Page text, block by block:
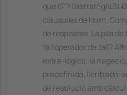
que G"? L'estratègia
clàusules de Horn.
de respostes. La pila
fa l'operador de tall?
extra-lògics: la
predefinida, l'entrada-
de resolució amb